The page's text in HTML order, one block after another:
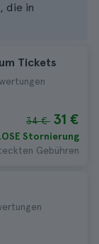
die in
Tickets
34 € 31 €
Stornierung
Gebühren